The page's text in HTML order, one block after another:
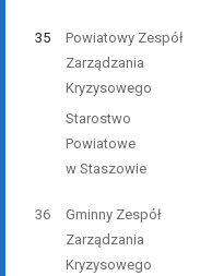
35
Powiatowy Zespół
Zarządzania
Kryzysowego
Starostwo
Powiatowe
w Staszowie
36
Gminny Zespół
Zarządzania
Kryzysowego